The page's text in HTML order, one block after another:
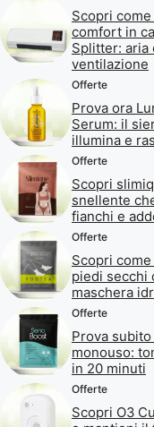
Scopri
comfort in
Splitter: aria
ventilazione
Offerte
Prova ora
Serum: il
illumina e
Offerte
Scopri
snellente
fianchi e
Offerte
Scopri
piedi secchi
maschera
Offerte
Prova
monouso:
in 20 minuti
Offerte
Scopri O3